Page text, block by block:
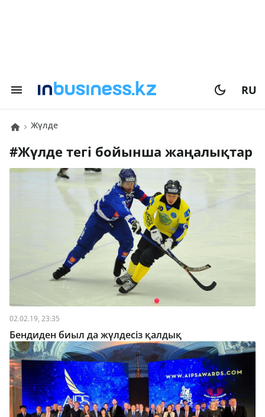
RU
жүлде
# жүлде тегі бойынша жаңалықтар
02.02.19, 23:35
Бендиден биыл да жүлдесіз қалдық